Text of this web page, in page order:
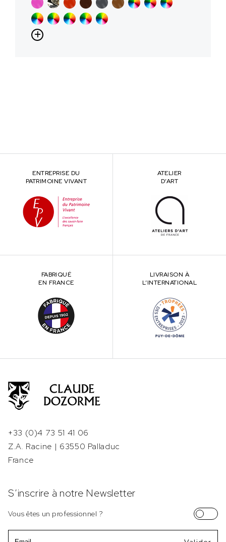
ENTREPRISE DU
PATRIMOINE VIVANT
ATELIER
D’ART
FABRIQUÉ
EN FRANCE
LIVRAISON À
L’INTERNATIONAL
+33 (0)4 73 51 41 06
Z.A. Racine | 63550 Palladuc
France
S’inscrire à notre Newsletter
Vous êtes un professionnel ?